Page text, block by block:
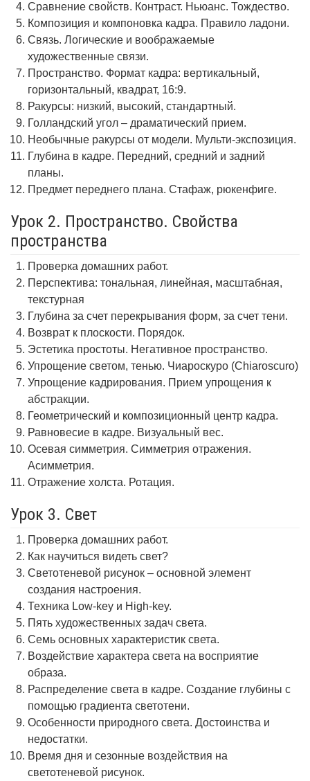
Сравнение свойств. Контраст. Ньюанс. Тождество.
Композиция и компоновка кадра. Правило ладони.
Связь. Логические и воображаемые
художественные связи.
Пространство. Формат кадра: вертикальный,
горизонтальный, квадрат, 16:9.
Ракурсы: низкий, высокий, стандартный.
Голландский угол – драматический прием.
Необычные ракурсы от модели. Мульти-экспозиция.
Глубина в кадре. Передний, средний и задний
планы.
Предмет переднего плана. Стафаж, рюкенфиге.
Урок 2. Пространство. Свойства
пространства
Проверка домашних работ.
Перспектива: тональная, линейная, масштабная,
текстурная
Глубина за счет перекрывания форм, за счет тени.
Возврат к плоскости. Порядок.
Эстетика простоты. Негативное пространство.
Упрощение светом, тенью. Чиароскуро (Chiaroscuro)
Упрощение кадрирования. Прием упрощения к
абстракции.
Геометрический и композиционный центр кадра.
Равновесие в кадре. Визуальный вес.
Осевая симметрия. Симметрия отражения.
Асимметрия.
Отражение холста. Ротация.
Урок 3. Свет
Проверка домашних работ.
Как научиться видеть свет?
Светотеневой рисунок – основной элемент
создания настроения.
Техника Low-key и High-key.
Пять художественных задач света.
Семь основных характеристик света.
Воздействие характера света на восприятие
образа.
Распределение света в кадре. Создание глубины с
помощью градиента светотени.
Особенности природного света. Достоинства и
недостатки.
Время дня и сезонные воздействия на
светотеневой рисунок.